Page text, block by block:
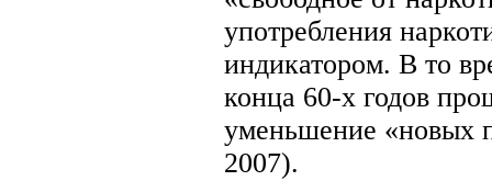
употребления
индикатором. В то
конца 60-х годов
уменьшение «новых
2007).